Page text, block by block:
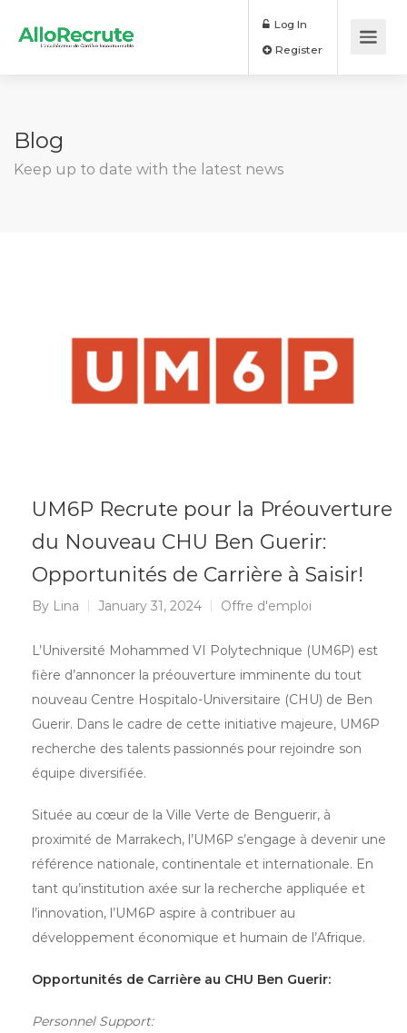
Log In
Blog
Keep up to date with the latest news
UM6P Recrute pour la Préouverture
du Nouveau CHU Ben Guerir:
Opportunités de Carrière à Saisir!
By Lina January 31, 2024 Offre d'emploi
L’Université Mohammed VI Polytechnique (UM6P) est
fière d’annoncer la préouverture imminente du tout
nouveau Centre Hospitalo-Universitaire (CHU) de Ben
Guerir. Dans le cadre de cette initiative majeure, UM6P
recherche des talents passionnés pour rejoindre son
équipe diversifiée.
Située au cœur de la Ville Verte de Benguerir, à
proximité de Marrakech, l’UM6P s’engage à devenir une
référence nationale, continentale et internationale. En
tant qu’institution axée sur la recherche appliquée et
l’innovation, l’UM6P aspire à contribuer au
développement économique et humain de l’Afrique.
Opportunités de Carrière au CHU Ben Guerir:
Personnel Support: